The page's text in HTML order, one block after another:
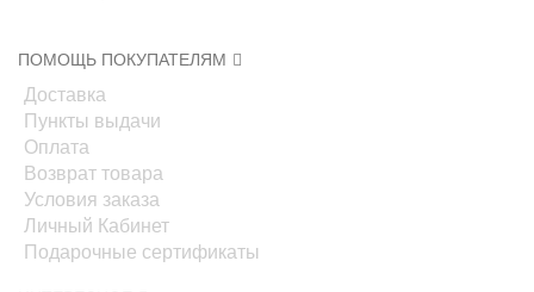
ПОМОЩЬ ПОКУПАТЕЛЯМ
Доставка
Пункты выдачи
Оплата
Возврат товара
Условия заказа
Личный Кабинет
Подарочные сертификаты